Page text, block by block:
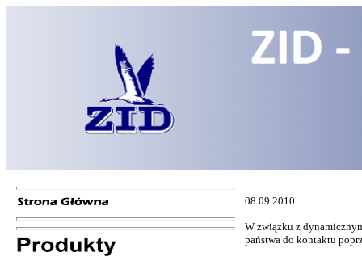
08.09.2010
W związku z
państwa do kontaktu